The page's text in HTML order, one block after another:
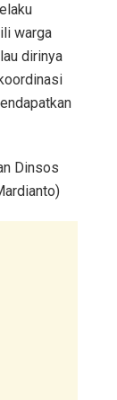
warga
dirinya
Dinsos